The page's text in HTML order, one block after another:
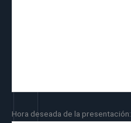
Hora deseada de la presentación: